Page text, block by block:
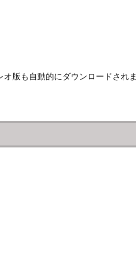
版も自動的にダウンロードされ